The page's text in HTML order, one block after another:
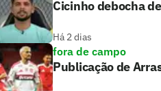
Cicinho debocha
Há 2 dias
fora de campo
Publicação de